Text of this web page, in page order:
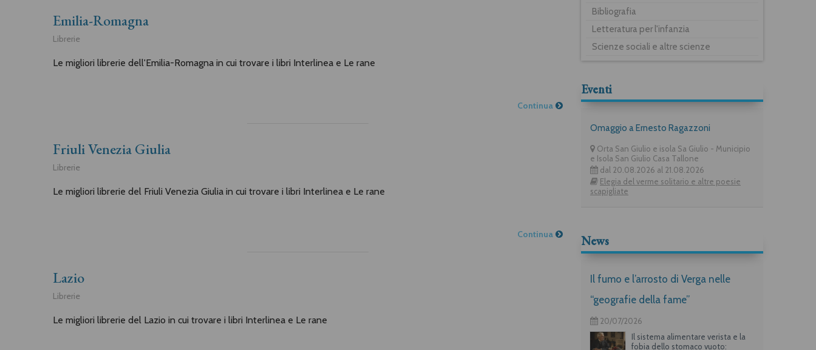
Emilia-Romagna
Librerie
Le migliori librerie dell'Emilia-Romagna in cui trovare i libri Interlinea e Le rane
Continua
Friuli Venezia Giulia
Librerie
Le migliori librerie del Friuli Venezia Giulia in cui trovare i libri Interlinea e Le rane
Continua
Lazio
Librerie
Le migliori librerie del Lazio in cui trovare i libri Interlinea e Le rane
Bibliografia
Letteratura per l'infanzia
Scienze sociali e altre scienze
Eventi
Omaggio a Ernesto Ragazzoni
Orta San Giulio e isola Sa Giulio - Municipio
e Isola San Giulio Casa Tallone
dal 20.08.2026 al 21.08.2026
Elegia del verme solitario e altre poesie
scapigliate
News
Il fumo e l’arrosto di Verga nelle
“geografie della fame”
20/07/2026
Il sistema alimentare verista e la
fobia dello stomaco vuoto: